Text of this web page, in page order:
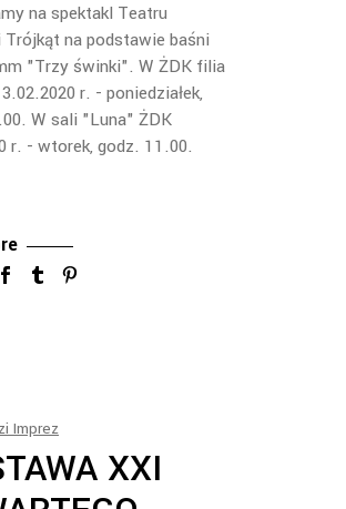
na spektakl Teatru
Trójkąt na podstawie baśni
"Trzy świnki". W ŻDK filia
r. - poniedziałek,
W sali "Luna" ŻDK
r. - wtorek, godz. 11.00.
Imprez
XXI